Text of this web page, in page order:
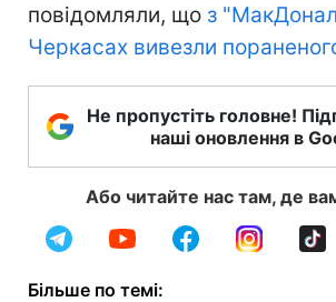
повідомляли, що з
Черкасах вивезли
Не пропустіть головне!
наші оновлення в
Або читайте нас там, де
Більше по темі: